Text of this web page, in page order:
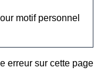
motif personnel
erreur sur cette page